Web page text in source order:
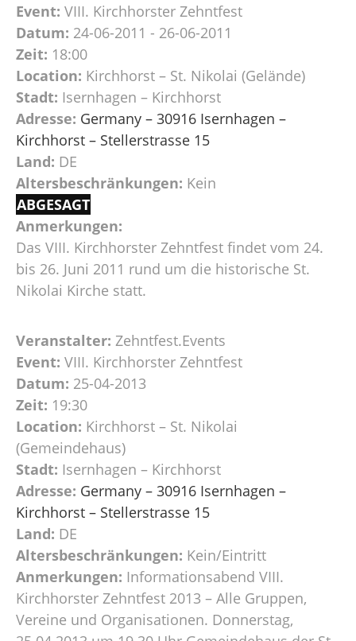
Event: VIII. Kirchhorster Zehntfest
Datum: 24-06-2011 - 26-06-2011
Zeit: 18:00
Location: Kirchhorst – St. Nikolai (Gelände)
Stadt: Isernhagen – Kirchhorst
Adresse: Germany – 30916 Isernhagen –
Kirchhorst – Stellerstrasse 15
Land: DE
Altersbeschränkungen: Kein
ABGESAGT
Anmerkungen:
Das VIII. Kirchhorster Zehntfest findet vom 24.
bis 26. Juni 2011 rund um die historische St.
Nikolai Kirche statt.
Veranstalter: Zehntfest.Events
Event: VIII. Kirchhorster Zehntfest
Datum: 25-04-2013
Zeit: 19:30
Location: Kirchhorst – St. Nikolai
(Gemeindehaus)
Stadt: Isernhagen – Kirchhorst
Adresse: Germany – 30916 Isernhagen –
Kirchhorst – Stellerstrasse 15
Land: DE
Altersbeschränkungen: Kein/Eintritt
Anmerkungen: Informationsabend VIII.
Kirchhorster Zehntfest 2013 – Alle Gruppen,
Vereine und Organisationen. Donnerstag,